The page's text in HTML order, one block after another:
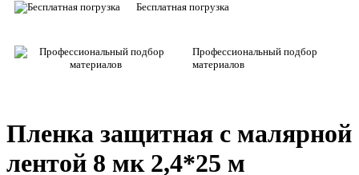
Бесплатная погрузка
Профессиональный подбор
материалов
Пленка защитная с малярной
лентой 8 мк 2,4*25 м